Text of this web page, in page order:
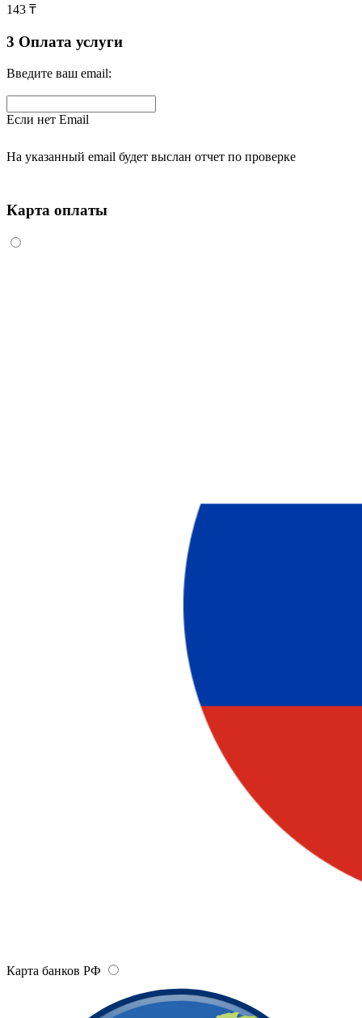
143 ₸
3 Оплата услуги
Введите ваш email:
Если нет Email
На указанный email будет выслан отчет по проверке
Карта оплаты
Карта банков РФ